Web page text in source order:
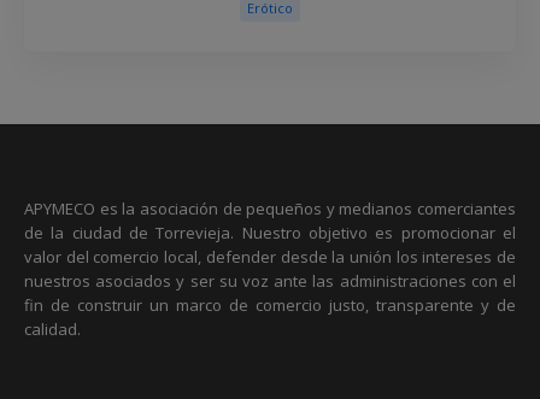
Erótico
APYMECO es la asociación de pequeños y medianos comerciantes
de la ciudad de Torrevieja. Nuestro objetivo es promocionar el
valor del comercio local, defender desde la unión los intereses de
nuestros asociados y ser su voz ante las administraciones con el
fin de construir un marco de comercio justo, transparente y de
calidad.